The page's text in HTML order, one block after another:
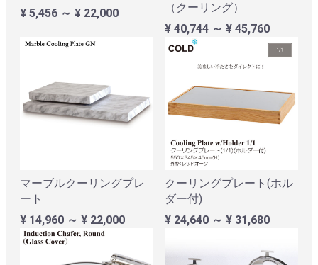
¥ 5,456 ～ ¥ 22,000
（クーリング）
¥ 40,744 ～ ¥ 45,760
マーブルクーリングプレ
ート
¥ 14,960 ～ ¥ 22,000
クーリングプレート(ホル
ダー付)
¥ 24,640 ～ ¥ 31,680